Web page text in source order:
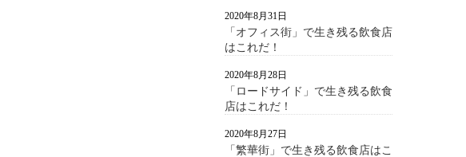
「オフィス街」で生き残る飲食店
はこれだ！
2020年8月31日
「ロードサイド」で生き残る飲食
店はこれだ！
2020年8月28日
「繁華街」で生き残る飲食店はこ
2020年8月27日